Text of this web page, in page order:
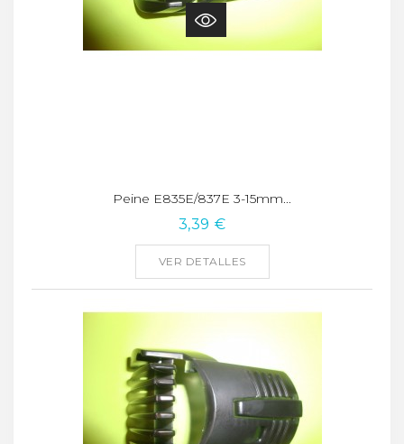
Peine E835E/837E 3-15mm...
3,39 €
VER DETALLES